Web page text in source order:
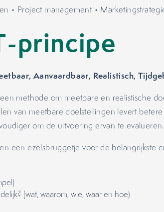
• Project management•
principe
Aanvaardbaar, Realistisch,
methode om meetbare en realistische
van meetbare doelstellingen levert
om de uitvoering ervan te evalueren.
een ezelsbruggetje voor de belangrijkste
(wat, waarom, wie, waar en hoe)